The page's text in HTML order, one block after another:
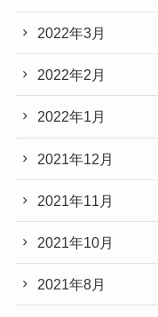
2022年3月
2022年2月
2022年1月
2021年12月
2021年11月
2021年10月
2021年8月